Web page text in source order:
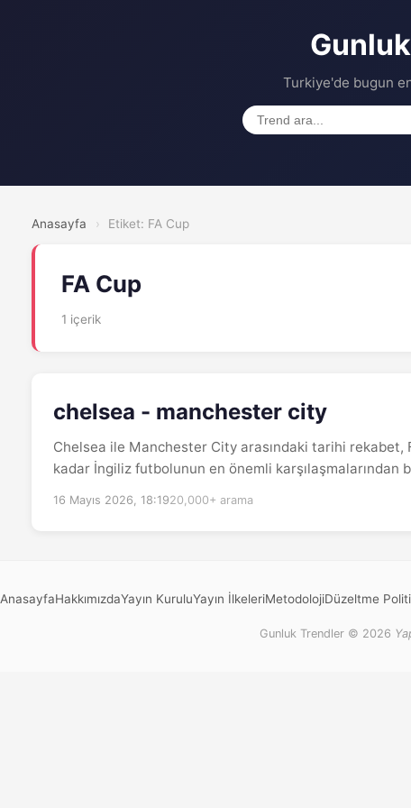
Turkiye'de bugun
Anasayfa › Etiket: FA Cup
FA Cup
1 içerik
chelsea - manchester city
Chelsea ile Manchester City arasındaki tarihi
kadar İngiliz futbolunun en önemli karşılaşmalarından
16 Mayıs 2026, 18:1920,000+ arama
AnasayfaHakkımızdaYayın KuruluYayın İlkeleriMetodolojiDüzeltme
Gunluk Trendler © 2026